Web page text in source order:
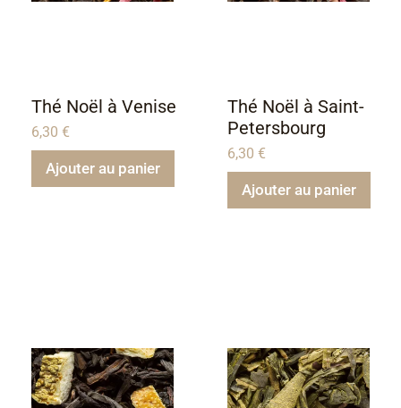
Thé Noël à Venise
6,30 €
Ajouter au panier
Thé Noël à Saint-
Petersbourg
6,30 €
Ajouter au panier